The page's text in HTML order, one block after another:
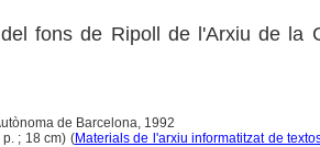
fons de Ripoll de l'Arxiu de la
de Barcelona, 1992
; 18 cm) (Materials de l'arxiu informatitzat de